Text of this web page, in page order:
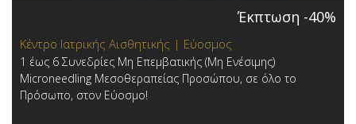
Έκπτωση -40%
Κέντρο Ιατρικής Αισθητικής | Εύοσμος
1 έως 6 Συνεδρίες Μη Επεμβατικής (Μη Ενέσιμης)
Microneedling Μεσοθεραπείας Προσώπου, σε όλο το
Πρόσωπο, στον Εύοσμο!